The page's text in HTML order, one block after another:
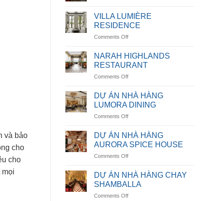
và bảo
cho
cho
mọi
HÀNG
OCEANICA
VILLA LUMIÈRE
RESIDENCE
Comments Offon
LUMIÈRE
RESIDENCE
NARAH HIGHLANDS
RESTAURANT
Comments Offon
HIGHLANDS
RESTAURANT
DỰ ÁN NHÀ HÀNG
LUMORA DINING
Comments Offon
ÁN
NHÀ
HÀNG
LUMORA
DỰ ÁN NHÀ HÀNG
AURORA SPICE HOUSE
Comments Offon
ÁN
NHÀ
HÀNG
AURORA
DỰ ÁN NHÀ HÀNG CHAY
SHAMBALLA
Comments Offon